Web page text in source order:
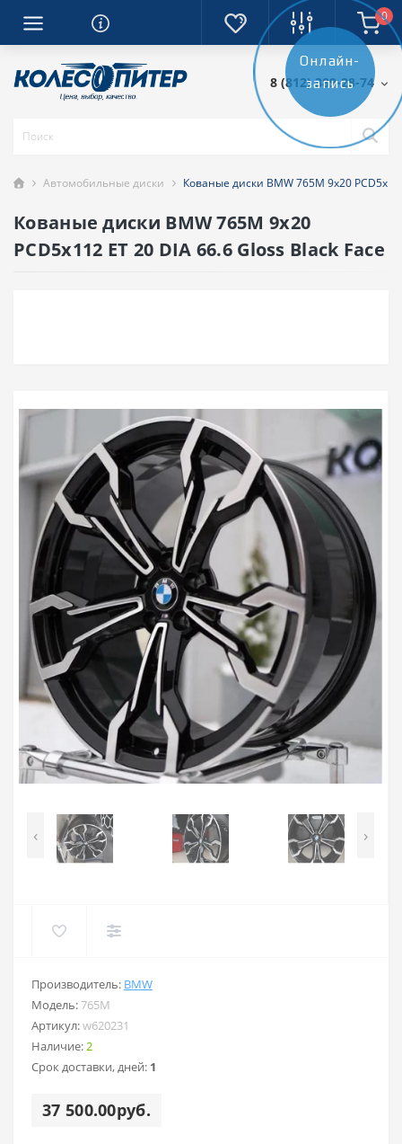
0
8 (812) 389-28-74
Автомобильные диски Кованые диски BMW 765M 9x20
Кованые диски BMW 765M 9x20
PCD5x112 ET 20 DIA 66.6 Gloss Black Face
‹ ›
Производитель: BMW
Модель:765M
Артикул:w620231
Наличие:2
Срок доставки, дней: 1
37 500.00руб.
Онлайн-
запись